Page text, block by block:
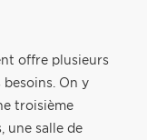
offre plusieurs
On y
troisième
une salle de